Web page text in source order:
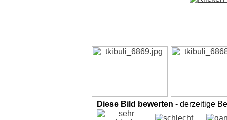
Diese Bild bewerten - derzeitige